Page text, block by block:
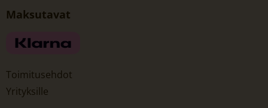
Maksutavat
Toimitusehdot
Yrityksille